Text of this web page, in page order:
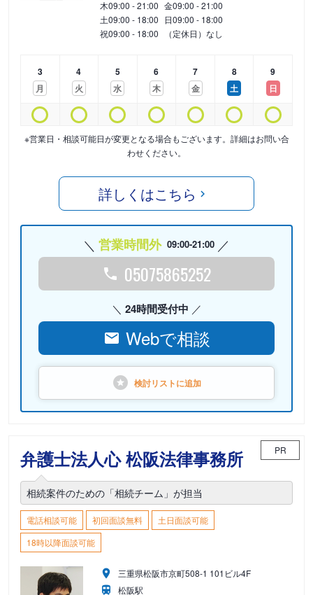
木09:00 - 21:00 金09:00 - 21:00
土09:00 - 18:00 日09:00 - 18:00
祝09:00 - 18:00 （定休日）なし
3
月
4
火
5
水
6
木
7
金
8
土
9
日
※営業日・相談可能日が変更となる場合もございます。詳細はお問い合
わせください。
詳しくはこちら
営業時間外 09:00-21:00
05075865252
24時間受付中
Webで相談
検討リストに追加
弁護士法人心 松阪法律事務所 PR
相続案件のための「相続チーム」が担当
電話相談可能 初回面談無料
土日面談可能
18時以降面談可能
三重県松阪市京町508-1 101ビル4F
松阪駅